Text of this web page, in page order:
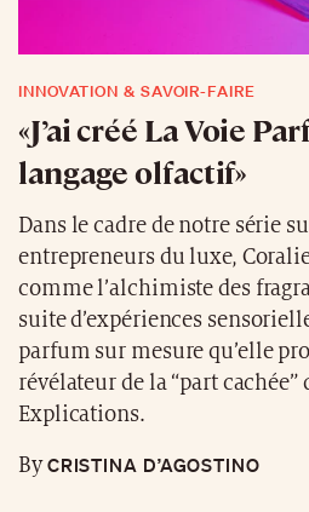
INNOVATION & SAVOIR-FAIRE
«J’ai créé La Voie
langage olfactif»
Dans le cadre de notre série
entrepreneurs du luxe,
comme l’alchimiste des
suite d’expériences
parfum sur mesure qu’elle
révélateur de la “part cachée”
Explications.
ByCRISTINA D’AGOSTINO